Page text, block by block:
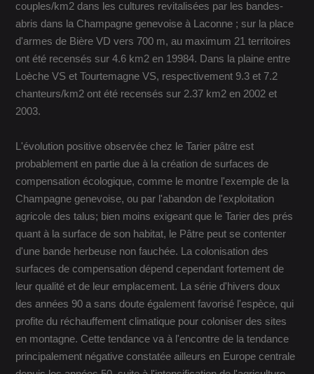
couples/km2 dans les cultures revitalisées par les bandes-
abris dans la Champagne genevoise à Laconne ; sur la place
d'armes de Bière VD vers 700 m, au maximum 21 territoires
ont été recensés sur 4.6 km2 en 19984. Dans la plaine entre
Loèche VS et Tourtemagne VS, respectivement 9.3 et 7.2
chanteurs/km2 ont été recensés sur 2.37 km2 en 2002 et
2003.
L'évolution positive observée chez le Tarier pâtre est
probablement en partie due à la création de surfaces de
compensation écologique, comme le montre l'exemple de la
Champagne genevoise, ou par l'abandon de l'exploitation
agricole des talus; bien moins exigeant que le Tarier des prés
quant à la surface de son habitat, le Pâtre peut se contenter
d'une bande herbeuse non fauchée. La colonisation des
surfaces de compensation dépend cependant fortement de
leur qualité et de leur emplacement. La série d'hivers doux
des années 90 a sans doute également favorisé l'espèce, qui
profite du réchauffement climatique pour coloniser des sites
en montagne. Cette tendance va à l'encontre de la tendance
principalement négative constatée ailleurs en Europe centrale